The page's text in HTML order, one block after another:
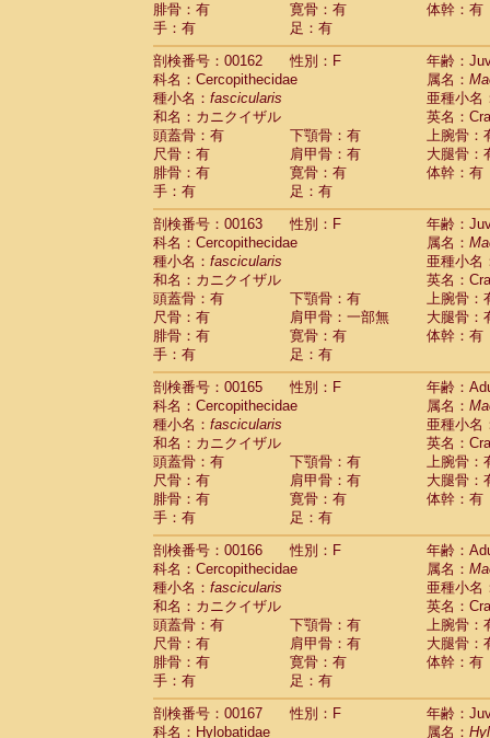
腓骨：有
寛骨：有
体幹：有
手：有
足：有
剖検番号：00162
性別：F
年齢：
科名：Cercopithecidae
属名：
種小名： fascicularis
亜種小名
和名：カニクイザル
英名：
頭蓋骨：有
下顎骨：有
上腕骨：
尺骨：有
肩甲骨：有
大腿骨：
腓骨：有
寛骨：有
体幹：有
手：有
足：有
剖検番号：00163
性別：F
年齢：
科名：Cercopithecidae
属名：
種小名： fascicularis
亜種小名
和名：カニクイザル
英名：
頭蓋骨：有
下顎骨：有
上腕骨：
尺骨：有
肩甲骨：一部無
大腿骨：
腓骨：有
寛骨：有
体幹：有
手：有
足：有
剖検番号：00165
性別：F
年齢：
科名：Cercopithecidae
属名：
種小名： fascicularis
亜種小名
和名：カニクイザル
英名：
頭蓋骨：有
下顎骨：有
上腕骨：
尺骨：有
肩甲骨：有
大腿骨：
腓骨：有
寛骨：有
体幹：有
手：有
足：有
剖検番号：00166
性別：F
年齢：
科名：Cercopithecidae
属名：
種小名： fascicularis
亜種小名
和名：カニクイザル
英名：
頭蓋骨：有
下顎骨：有
上腕骨：
尺骨：有
肩甲骨：有
大腿骨：
腓骨：有
寛骨：有
体幹：有
手：有
足：有
剖検番号：00167
性別：F
年齢：
科名：Hylobatidae
属名：